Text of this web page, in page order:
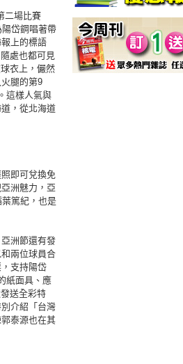
二場比賽
岱鋼唱著帶
上的標語
處也都可見
衣上，儼然
腿的第9
這樣人氣與
，從北海道
即可兌換免
洲魅力，亞
篤紀，也是
洲節還有發
兩位球員合
支持陽岱
紙面具、應
送全彩特
介紹「台灣
泰源也在其